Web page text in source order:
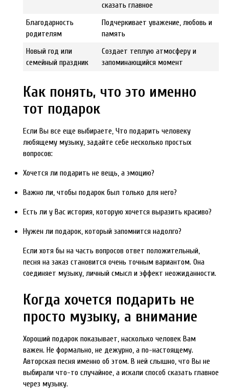
сказать главное
Благодарность
родителям
Подчеркивает уважение, любовь и
память
Новый год или
семейный праздник
Создает теплую атмосферу и
запоминающийся момент
Как понять, что это именно
тот подарок
Если Вы все еще выбираете, Что подарить человеку
любящему музыку, задайте себе несколько простых
вопросов:
Хочется ли подарить не вещь, а эмоцию?
Важно ли, чтобы подарок был только для него?
Есть ли у Вас история, которую хочется выразить красиво?
Нужен ли подарок, который запомнится надолго?
Если хотя бы на часть вопросов ответ положительный,
песня на заказ становится очень точным вариантом. Она
соединяет музыку, личный смысл и эффект неожиданности.
Когда хочется подарить не
просто музыку, а внимание
Хороший подарок показывает, насколько человек Вам
важен. Не формально, не дежурно, а по-настоящему.
Авторская песня именно об этом. В ней слышно, что Вы не
выбирали что-то случайное, а искали способ сказать главное
через музыку.